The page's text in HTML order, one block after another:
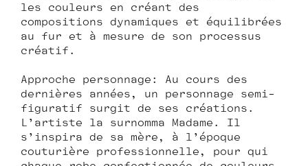
les couleurs en créant des
compositions dynamiques et équilibrées
au fur et à mesure de son processus
créatif.
Approche personnage: Au cours des
dernières années, un personnage semi-
figuratif surgit de ses créations.
L’artiste la surnomma Madame. Il
s’inspira de sa mère, à l’époque
couturière professionnelle, pour qui